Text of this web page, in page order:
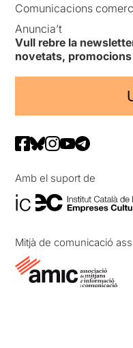
Comunicacions
Anuncia’t
Vull rebre la
novetats,
Amb el suport de
Mitjà de comunicació